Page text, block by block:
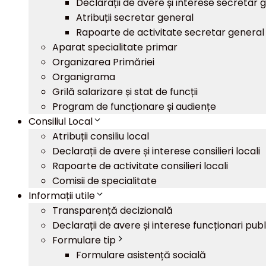
Atribuții secretar general
Rapoarte de activitate secretar general
Aparat specialitate primar
Organizarea Primăriei
Organigrama
Grilă salarizare și stat de funcții
Program de funcționare și audiențe
Consiliul Local
Atribuții consiliu local
Declarații de avere și interese consilieri locali
Rapoarte de activitate consilieri locali
Comisii de specialitate
Informații utile
Transparență decizională
Declarații de avere și interese funcționari
Formulare tip
Formulare asistență socială